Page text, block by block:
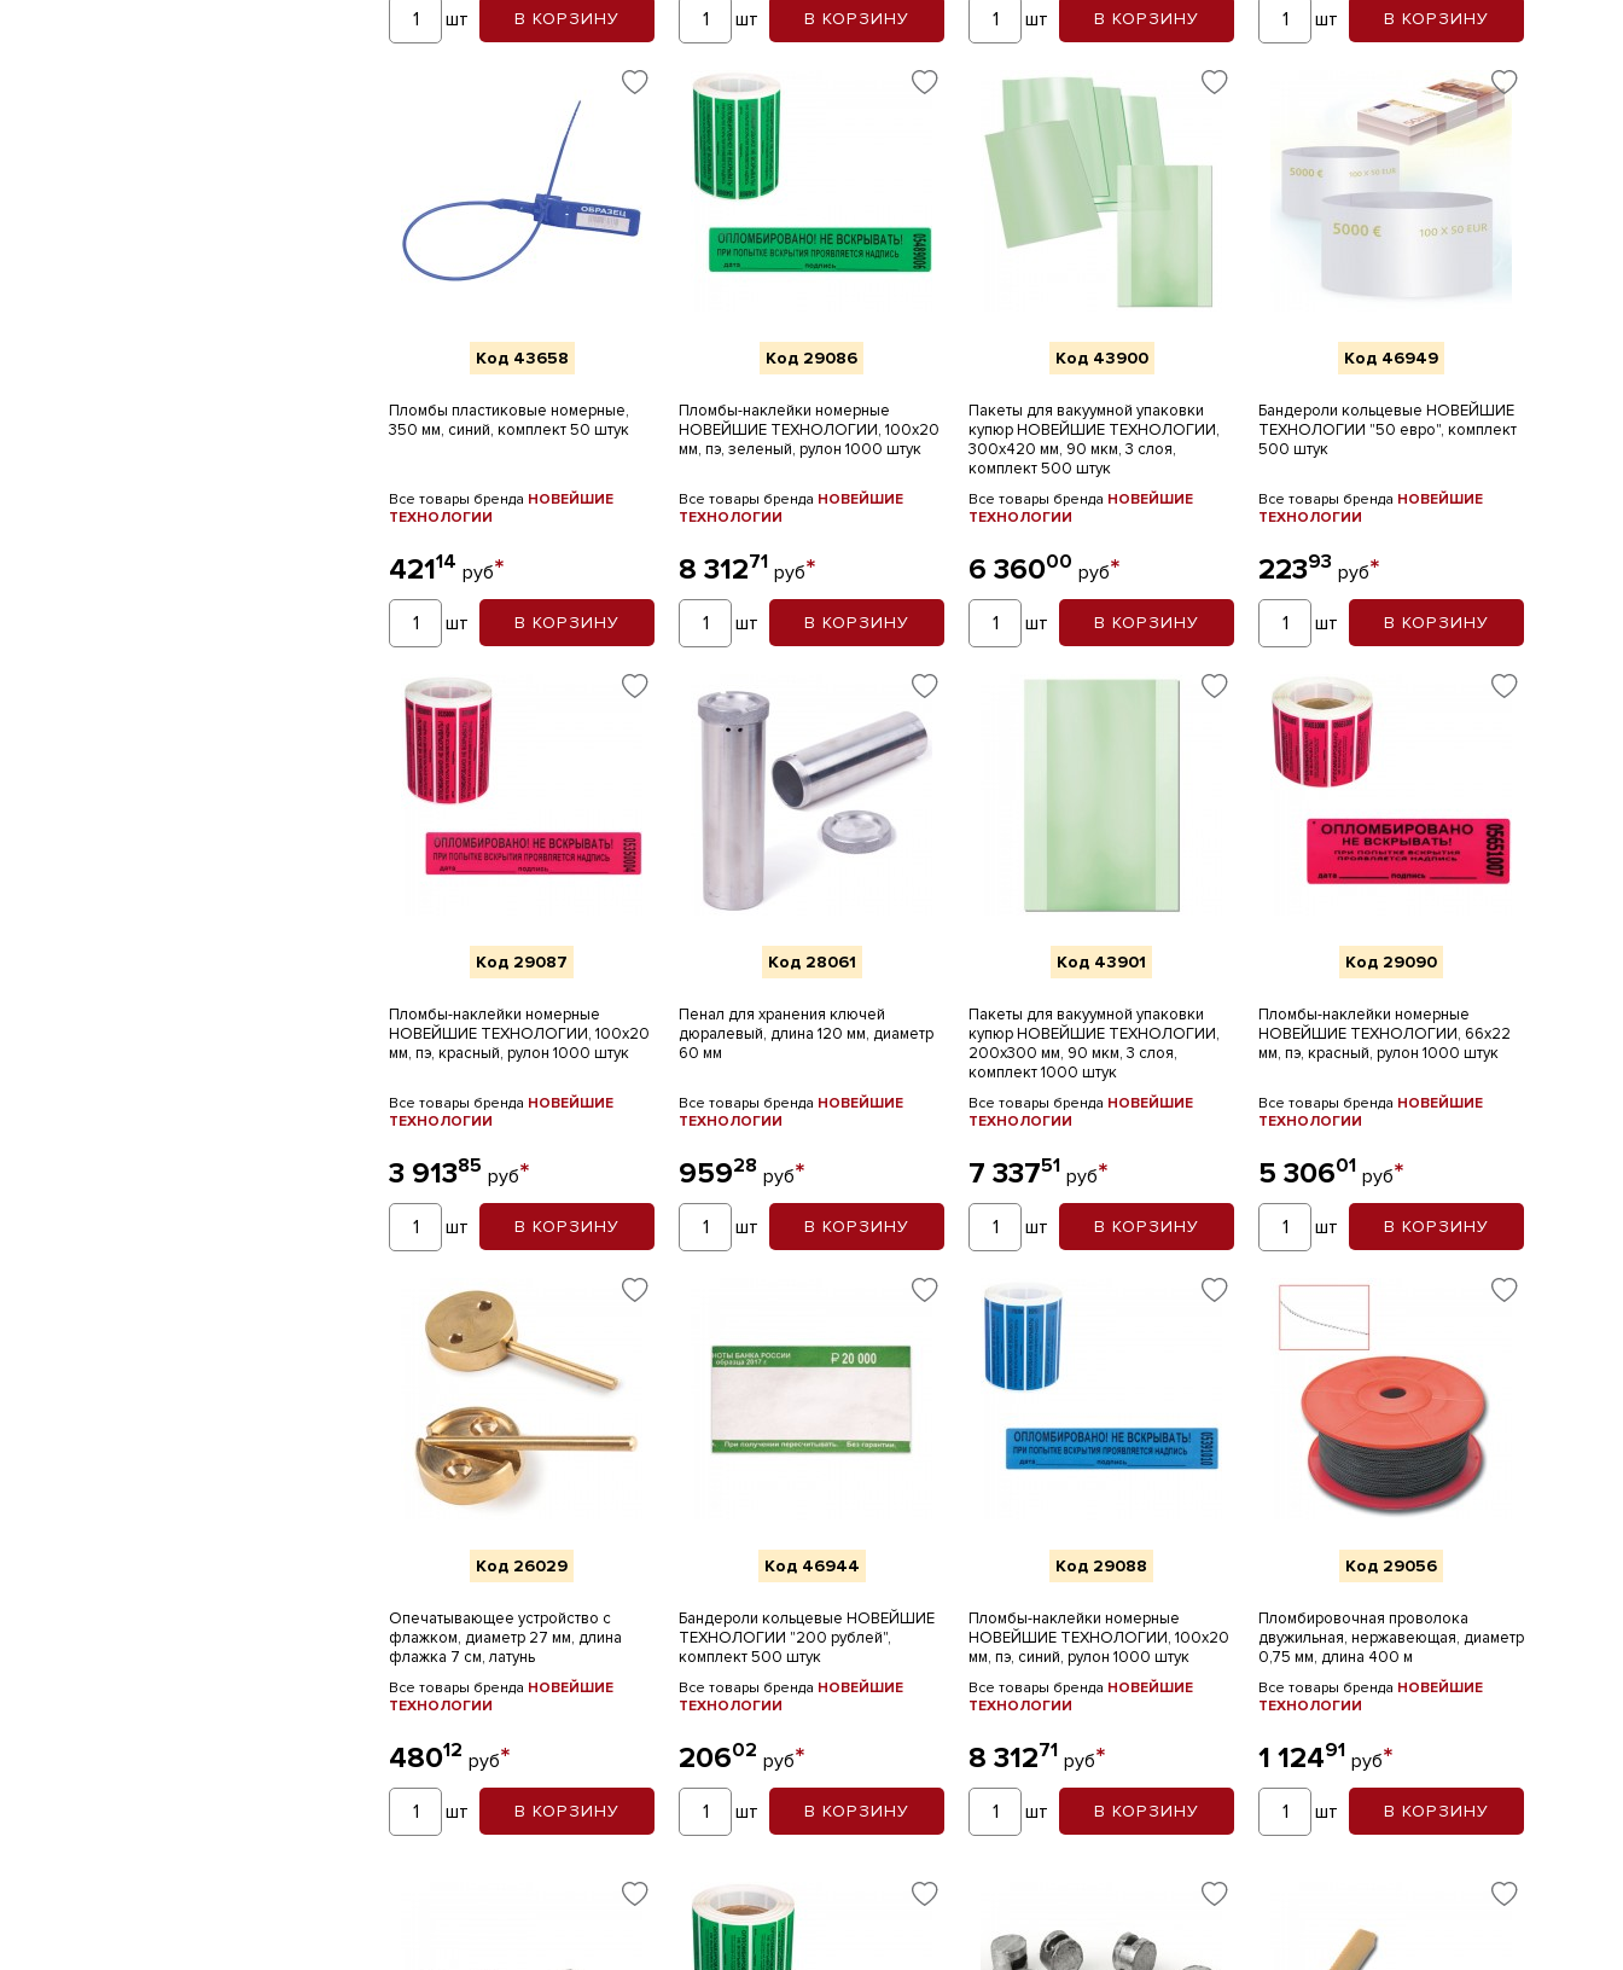
шт В КОРЗИНУ шт В КОРЗИНУ шт В КОРЗИНУ шт В КОРЗИНУ
Код 43658
Пломбы пластиковые номерные,
350 мм, синий, комплект 50 штук
Все товары бренда НОВЕЙШИЕ
ТЕХНОЛОГИИ
42114 руб*
шт В КОРЗИНУ
Код 29086
Пломбы-наклейки номерные
НОВЕЙШИЕ ТЕХНОЛОГИИ, 100х20
мм, пэ, зеленый, рулон 1000 штук
Все товары бренда НОВЕЙШИЕ
ТЕХНОЛОГИИ
8 31271 руб*
шт В КОРЗИНУ
Код 43900
Пакеты для вакуумной упаковки
купюр НОВЕЙШИЕ ТЕХНОЛОГИИ,
300х420 мм, 90 мкм, 3 слоя,
комплект 500 штук
Все товары бренда НОВЕЙШИЕ
ТЕХНОЛОГИИ
6 36000 руб*
шт В КОРЗИНУ
Код 46949
Бандероли кольцевые НОВЕЙШИЕ
ТЕХНОЛОГИИ "50 евро", комплект
500 штук
Все товары бренда НОВЕЙШИЕ
ТЕХНОЛОГИИ
22393 руб*
шт В КОРЗИНУ
Код 29087
Пломбы-наклейки номерные
НОВЕЙШИЕ ТЕХНОЛОГИИ, 100х20
мм, пэ, красный, рулон 1000 штук
Все товары бренда НОВЕЙШИЕ
ТЕХНОЛОГИИ
3 91385 руб*
шт В КОРЗИНУ
Код 28061
Пенал для хранения ключей
дюралевый, длина 120 мм, диаметр
60 мм
Все товары бренда НОВЕЙШИЕ
ТЕХНОЛОГИИ
95928 руб*
шт В КОРЗИНУ
Код 43901
Пакеты для вакуумной упаковки
купюр НОВЕЙШИЕ ТЕХНОЛОГИИ,
200х300 мм, 90 мкм, 3 слоя,
комплект 1000 штук
Все товары бренда НОВЕЙШИЕ
ТЕХНОЛОГИИ
7 33751 руб*
шт В КОРЗИНУ
Код 29090
Пломбы-наклейки номерные
НОВЕЙШИЕ ТЕХНОЛОГИИ, 66х22
мм, пэ, красный, рулон 1000 штук
Все товары бренда НОВЕЙШИЕ
ТЕХНОЛОГИИ
5 30601 руб*
шт В КОРЗИНУ
Код 26029
Опечатывающее устройство с
флажком, диаметр 27 мм, длина
флажка 7 см, латунь
Все товары бренда НОВЕЙШИЕ
ТЕХНОЛОГИИ
48012 руб*
шт В КОРЗИНУ
Код 46944
Бандероли кольцевые НОВЕЙШИЕ
ТЕХНОЛОГИИ "200 рублей",
комплект 500 штук
Все товары бренда НОВЕЙШИЕ
ТЕХНОЛОГИИ
20602 руб*
шт В КОРЗИНУ
Код 29088
Пломбы-наклейки номерные
НОВЕЙШИЕ ТЕХНОЛОГИИ, 100х20
мм, пэ, синий, рулон 1000 штук
Все товары бренда НОВЕЙШИЕ
ТЕХНОЛОГИИ
8 31271 руб*
шт В КОРЗИНУ
Код 29056
Пломбировочная проволока
двужильная, нержавеющая, диаметр
0,75 мм, длина 400 м
Все товары бренда НОВЕЙШИЕ
ТЕХНОЛОГИИ
1 12491 руб*
шт В КОРЗИНУ